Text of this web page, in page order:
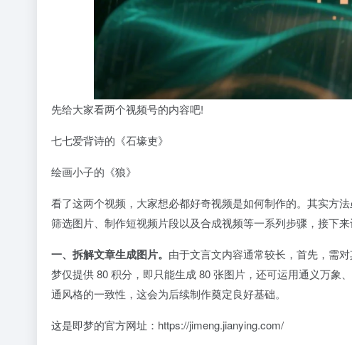
先给大家看两个视频号的内容吧!
七七爱背诗的《石壕吏》
绘画小子的《狼》
看了这两个视频，大家想必都好奇视频是如何制作的。其实方
筛选图片、制作短视频片段以及合成视频等一系列步骤，接下来
一、拆解文章生成图片。 由于文言文内容通常较长，首先，需
梦仅提供 80 积分，即只能生成 80 张图片，还可运用通义万象
通风格的一致性，这会为后续制作奠定良好基础。
这是即梦的官方网址： https://jimeng.jianying.com/